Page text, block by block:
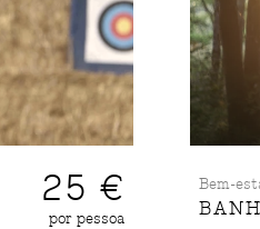
25 €
por pessoa
Bem-